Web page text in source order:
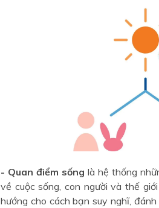
- Quan điểm sống là hệ thống
về cuộc sống, con người và thế
hướng cho cách bạn suy nghĩ,